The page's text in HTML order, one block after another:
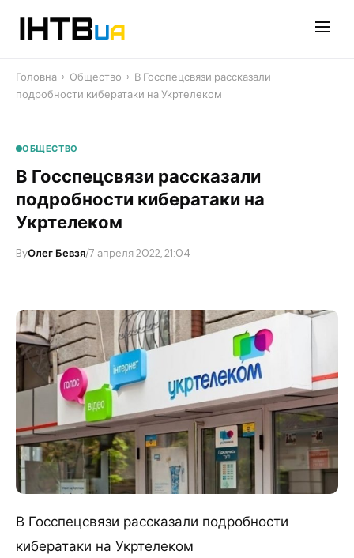
Головна › Общество › В Госспецсвязи рассказали
подробности кибератаки на Укртелеком
ОБЩЕСТВО
В Госспецсвязи рассказали
подробности кибератаки на
Укртелеком
ByОлег Бевзя/7 апреля 2022, 21:04
В Госспецсвязи рассказали подробности
кибератаки на Укртелеком